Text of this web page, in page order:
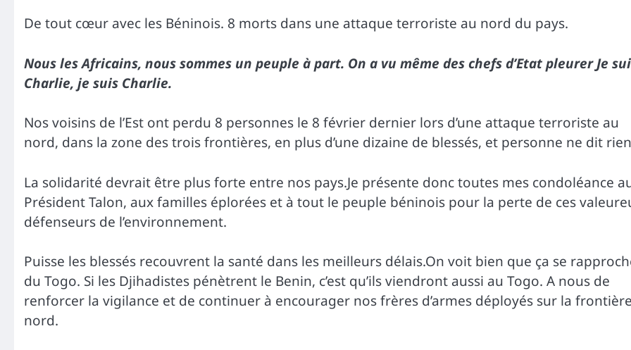
De tout cœur avec les Béninois. 8 morts dans une attaque terroriste au nord du pays.
Nous les Africains, nous sommes un peuple à part. On a vu même des chefs d’Etat pleurer Je
Charlie, je suis Charlie.
Nos voisins de l’Est ont perdu 8 personnes le 8 février dernier lors d’une attaque terroriste au
nord, dans la zone des trois frontières, en plus d’une dizaine de blessés, et personne ne dit
La solidarité devrait être plus forte entre nos pays.Je présente donc toutes mes condoléance
Président Talon, aux familles éplorées et à tout le peuple béninois pour la perte de ces
défenseurs de l’environnement.
Puisse les blessés recouvrent la santé dans les meilleurs délais.On voit bien que ça se
du Togo. Si les Djihadistes pénètrent le Benin, c’est qu’ils viendront aussi au Togo. A nous de
renforcer la vigilance et de continuer à encourager nos frères d’armes déployés sur la
nord.